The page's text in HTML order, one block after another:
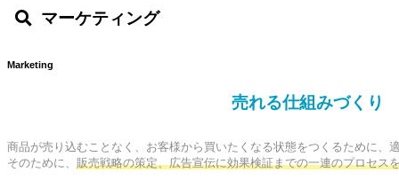
マーケティング
Marketing
売れる仕組みづくり
商品が売り込むことなく、お客様から買いたくなる状態をつくるために
そのために、 販売戦略の策定、広告宣伝に効果検証までの一連のプロセス